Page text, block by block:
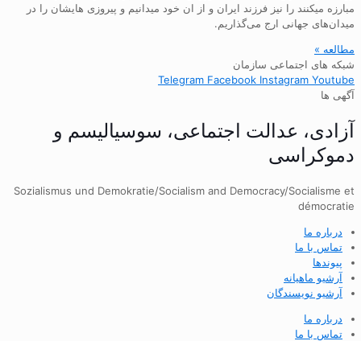
مبارزه میکنند را نیز فرزند ایران و از ان خود میدانیم و پیروزی هایشان را در
میدان‌های جهانی ارج می‌گذاریم.
مطالعه »
شبکه های اجتماعی سازمان
Telegram Facebook Instagram Youtube
آگهی ها
آزادی، عدالت اجتماعی، سوسیالیسم و
دموکراسی
Sozialismus und Demokratie/Socialism and Democracy/Socialisme et
démocratie
درباره ما
تماس با ما
پیوندها
آرشیو ماهیانه
آرشیو نویسندگان
درباره ما
تماس با ما